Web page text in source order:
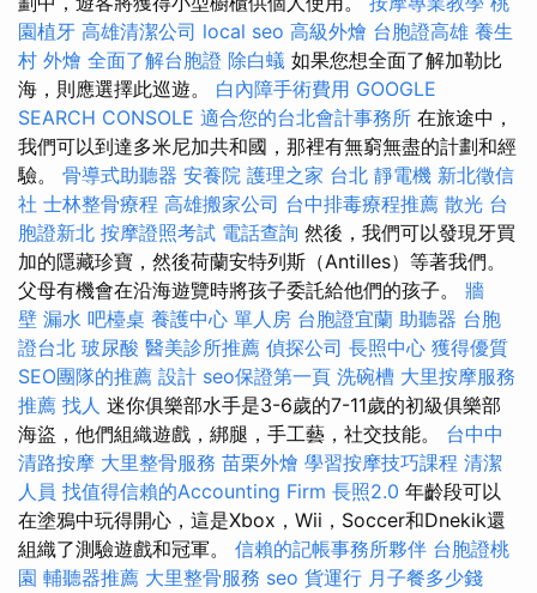
園植牙 高雄清潔公司 local seo 高級外燴 台胞證高雄 養生
村 外燴 全面了解台胞證 除白蟻 如果您想全面了解加勒比
海，則應選擇此巡遊。 白內障手術費用 GOOGLE
SEARCH CONSOLE 適合您的台北會計事務所 在旅途中，
我們可以到達多米尼加共和國，那裡有無窮無盡的計劃和經
驗。 骨導式助聽器 安養院 護理之家 台北 靜電機 新北徵信
社 士林整骨療程 高雄搬家公司 台中排毒療程推薦 散光 台
胞證新北 按摩證照考試 電話查詢 然後，我們可以發現牙買
加的隱藏珍寶，然後荷蘭安特列斯（Antilles）等著我們。
父母有機會在沿海遊覽時將孩子委託給他們的孩子。 牆
壁 漏水 吧檯桌 養護中心 單人房 台胞證宜蘭 助聽器 台胞
證台北 玻尿酸 醫美診所推薦 偵探公司 長照中心 獲得優質
SEO團隊的推薦 設計 seo保證第一頁 洗碗槽 大里按摩服務
推薦 找人 迷你俱樂部水手是3-6歲的7-11歲的初級俱樂部
海盜，他們組織遊戲，綁腿，手工藝，社交技能。 台中中
清路按摩 大里整骨服務 苗栗外燴 學習按摩技巧課程 清潔
人員 找值得信賴的Accounting Firm 長照2.0 年齡段可以
在塗鴉中玩得開心，這是Xbox，Wii，Soccer和Dnekik還
組織了測驗遊戲和冠軍。 信賴的記帳事務所夥伴 台胞證桃
園 輔聽器推薦 大里整骨服務 seo 貨運行 月子餐多少錢